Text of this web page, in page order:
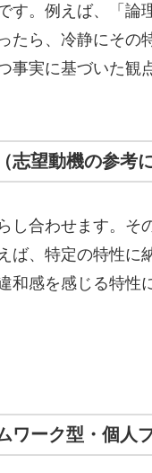
す。例えば、「論
ら、冷静にその
事実に基づいた観
望動機の参考に
し合わせます。そ
ば、特定の特性に
和感を感じる特性
ーク型・個人プ